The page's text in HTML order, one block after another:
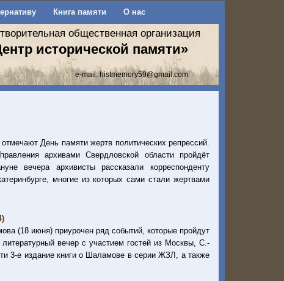
Книга памяти О нас
общественная организация
исторической памяти»
e-mail:histmemory59@gmail.com
День памяти жертв политических репрессий.
архивами Свердловской области пройдёт
вечера архивисты рассказали корреспонденту
многие из которых сами стали жертвами
(18 июня) приурочен ряд событий, которые пройдут
вечер с участием гостей из Москвы, С.-
3-е издание книги о Шаламове в серии ЖЗЛ, а также